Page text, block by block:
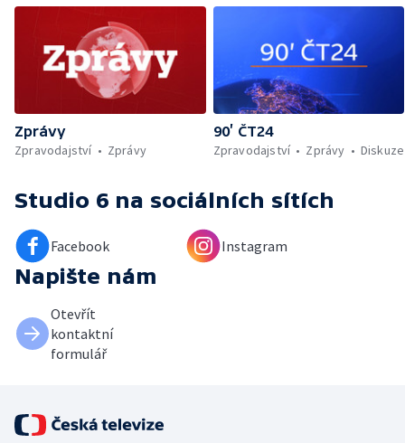
Zprávy
Zpravodajství
Zprávy
90’ ČT24
Zpravodajství
Zprávy Diskuze
Studio 6 na sociálních sítích
Facebook Instagram
Napište nám
Otevřít
kontaktní
formulář